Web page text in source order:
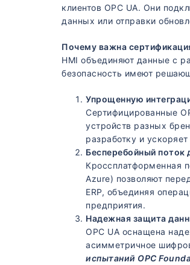
клиентов OPC UA. Они
данных или отправки
Почему важна
HMI объединяют данные с
безопасность имеют
Упрощенную
Сертифицированные
устройств разных
разработку и
Бесперебойный
Кроссплатформенная
Azure) позволяют
ERP, объединяя
предприятия.
Надежная защита
OPC UA оснащена
асимметричное
испытаний OPC